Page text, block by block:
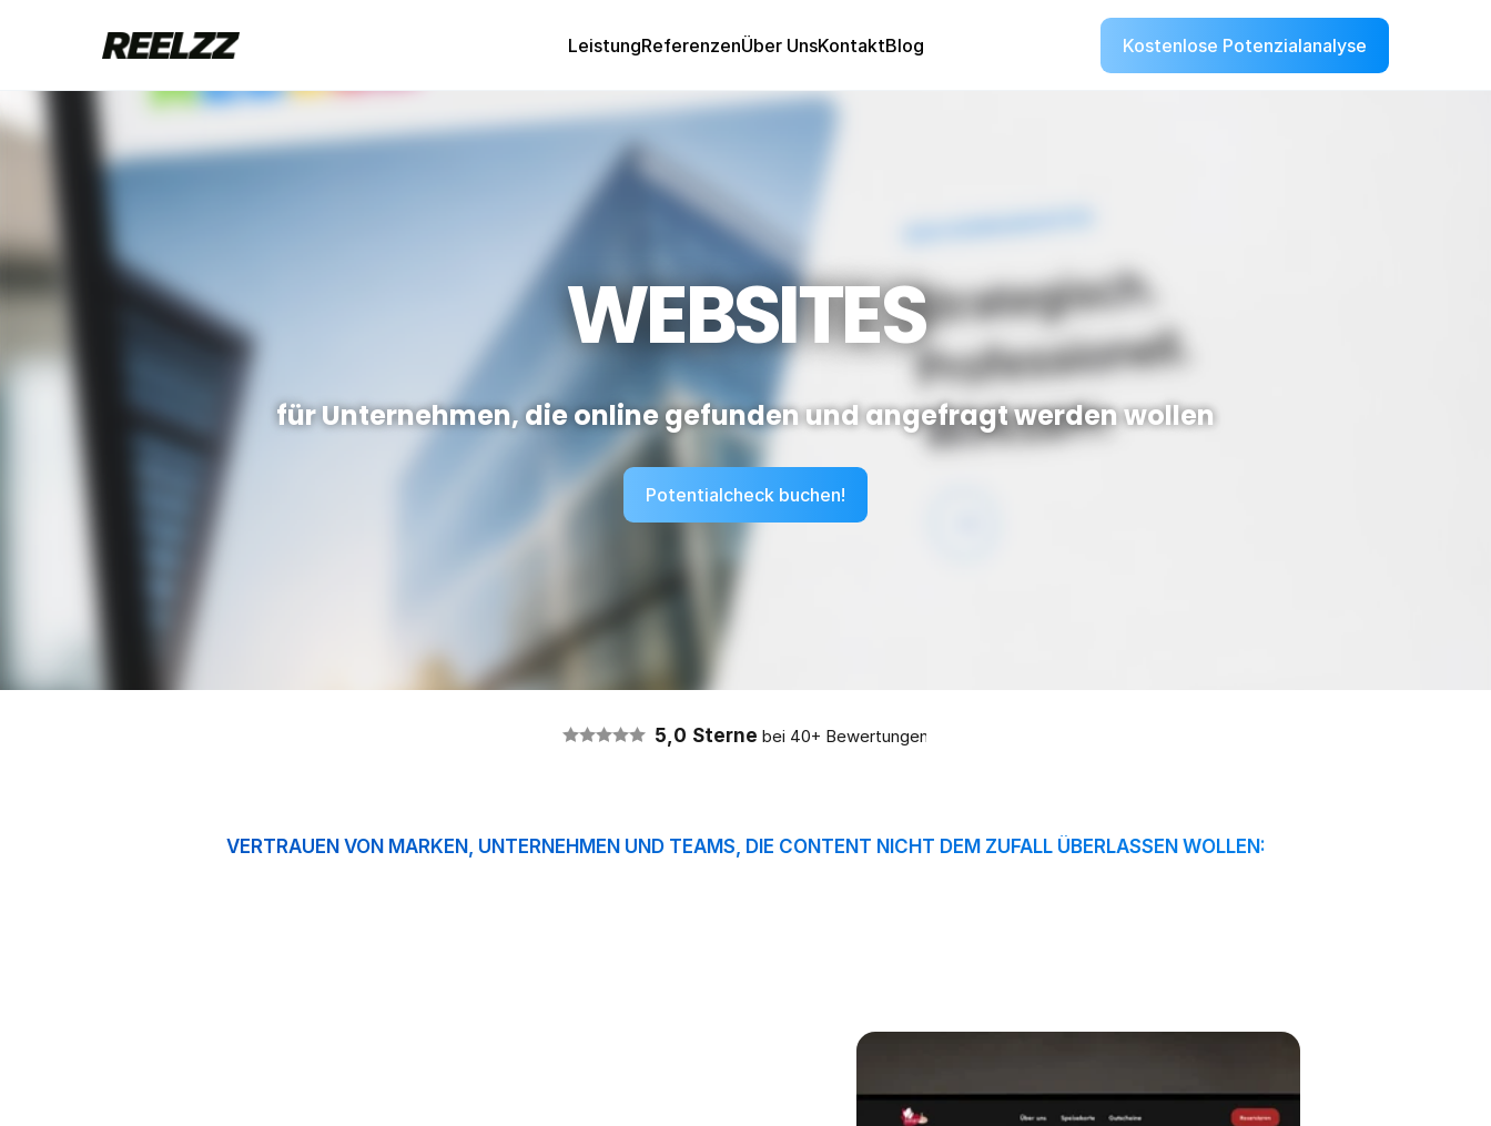
LeistungReferenzenÜber UnsKontaktBlog
Kostenlose Potenzialanalyse
Kostenlose Potenzialanalyse
WEBSITES
für Unternehmen, die online gefunden und angefragt werden wollen
Potentialcheck buchen!
Potentialcheck buchen!
5,0 Sterne bei 40+ Bewertungen
VERTRAUEN VON MARKEN, UNTERNEHMEN UND TEAMS, DIE CONTENT NICHT DEM ZUFALL ÜBERLASSEN WOLLEN: